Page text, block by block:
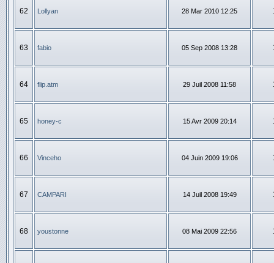
62 Lollyan 28 Mar 2010 12:25
63 fabio 05 Sep 2008 13:28
64 flip.atm 29 Juil 2008 11:58
65 honey-c 15 Avr 2009 20:14
66 Vinceho 04 Juin 2009 19:06
67 CAMPARI 14 Juil 2008 19:49
68 youstonne 08 Mai 2009 22:56